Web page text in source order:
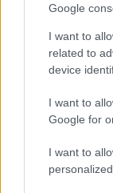
Google
I want to
related to
device
I want to
Google for
I want to
szeptember
Tánctalálkozó
komédia
Színházzal
koreográfus
művészeti
(Forrás: Pécsi